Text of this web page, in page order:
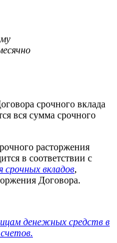
срочного вклада
вся сумма срочного
расторжения
в соответствии с
срочных вкладов,
Договора.
денежных средств в